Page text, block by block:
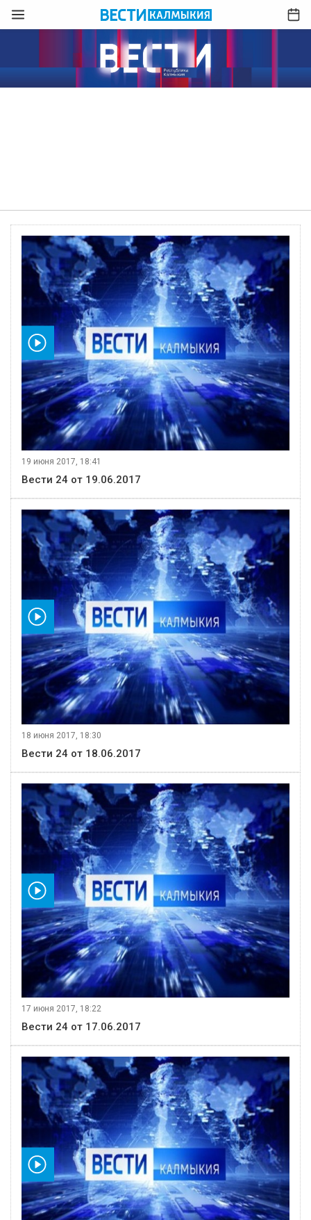
19 июня 2017, 18:41
Вести 24 от 19.06.2017
18 июня 2017, 18:30
Вести 24 от 18.06.2017
17 июня 2017, 18:22
Вести 24 от 17.06.2017